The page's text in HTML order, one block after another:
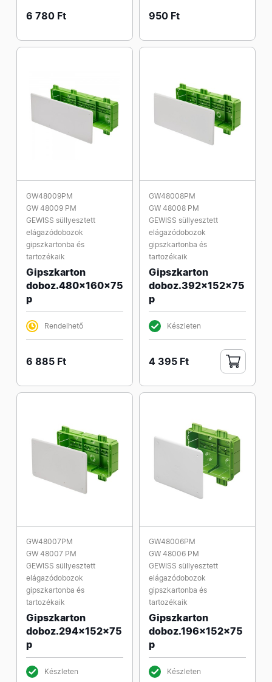
6 780 Ft 950 Ft
GW48009PM
GW 48009 PM
GEWISS süllyesztett
elágazódobozok
gipszkartonba és
tartozékaik
Gipszkarton
doboz.480x160x75
p
Rendelhető
6 885 Ft
GW48008PM
GW 48008 PM
GEWISS süllyesztett
elágazódobozok
gipszkartonba és
tartozékaik
Gipszkarton
doboz.392x152x75
p
Készleten
4 395 Ft
GW48007PM
GW 48007 PM
GEWISS süllyesztett
elágazódobozok
gipszkartonba és
tartozékaik
Gipszkarton
doboz.294x152x75
p
Készleten
GW48006PM
GW 48006 PM
GEWISS süllyesztett
elágazódobozok
gipszkartonba és
tartozékaik
Gipszkarton
doboz.196x152x75
p
Készleten